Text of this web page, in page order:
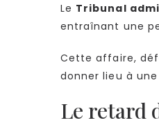
Le Tribunal
entraînant une
Cette affaire,
donner lieu à une
Le retard